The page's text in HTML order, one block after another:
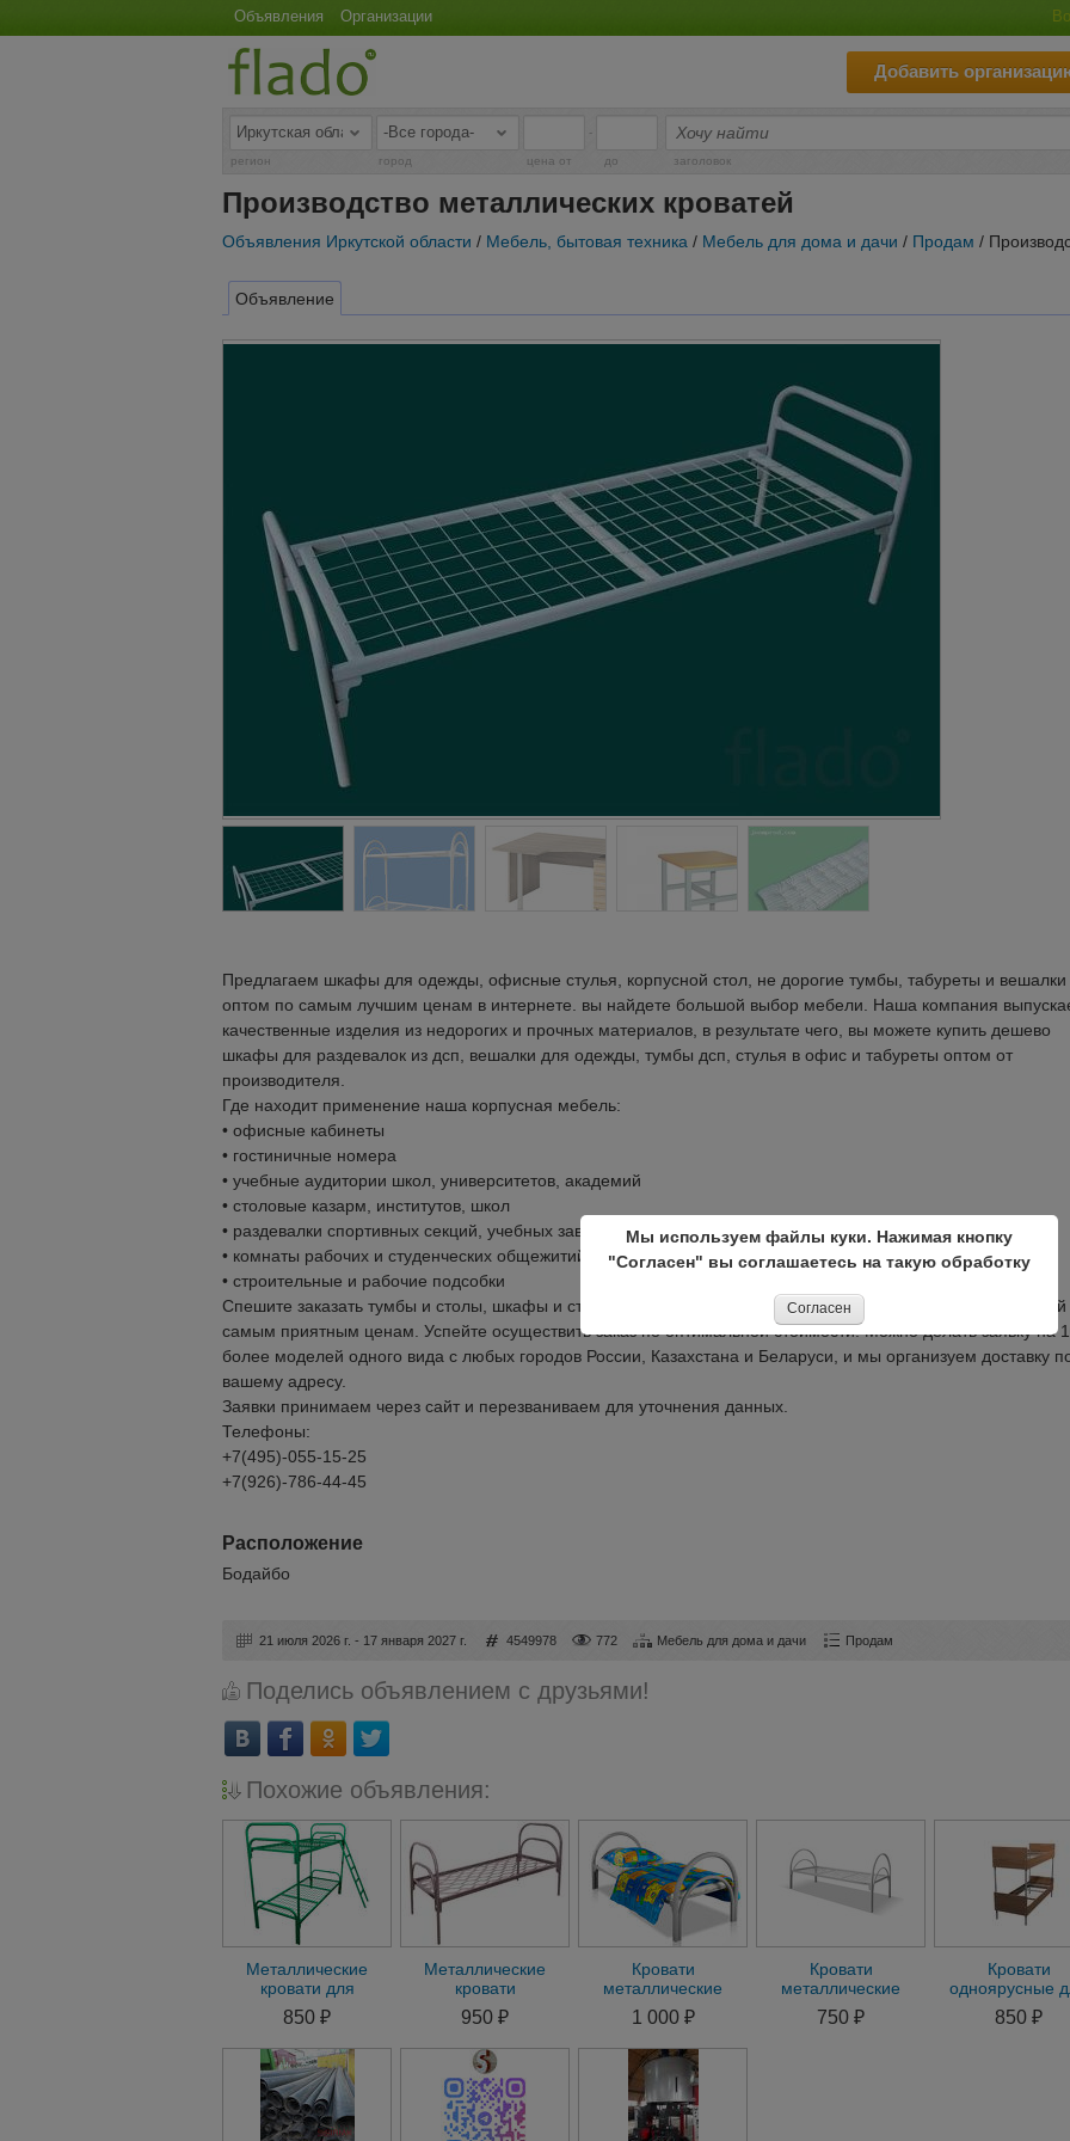
Объявления Организации
Добавить
-
регион город цена от до заголовок
Производство металлических кроватей
Объявления Иркутской области / Мебель, бытовая техника / Мебель для дома и дачи / Продам /
Объявление
Предлагаем шкафы для одежды, офисные стулья, корпусной стол, не дорогие тумбы, табуреты и вешалки
оптом по самым лучшим ценам в интернете. вы найдете большой выбор мебели. Наша компания
качественные изделия из недорогих и прочных материалов, в результате чего, вы можете купить дешево
шкафы для раздевалок из дсп, вешалки для одежды, тумбы дсп, стулья в офис и табуреты оптом от
производителя.
Где находит применение наша корпусная мебель:
• офисные кабинеты
• гостиничные номера
• учебные аудитории школ, университетов, академий
• столовые казарм, институтов, школ
• раздевалки спортивных секций, учебных заведений, театров
• комнаты рабочих и студенческих общежитий
• строительные и рабочие подсобки
Спешите заказать тумбы и столы, шкафы и стулья в офис оптом, корпусную мебель и вешалки для отелей
самым приятным ценам. Успейте осуществить заказ по оптимальной стоимости. Можно делать заявку на
более моделей одного вида с любых городов России, Казахстана и Беларуси, и мы организуем доставку
вашему адресу.
Заявки принимаем через сайт и перезваниваем для уточнения данных.
Телефоны:
+7(495)-055-15-25
+7(926)-786-44-45
Расположение
Бодайбо
21 июля 2026 г. - 17 января 2027 г. 4549978 772 Мебель для дома и дачи Продам
Поделись объявлением с друзьями!
Похожие объявления:
Металлические
кровати для
пансионатов,
кровати армейские,
оптом
850 ₽
Металлические
кровати
950 ₽
Кровати
металлические
одноярусные с
металлическими
сетками
1 000 ₽
Кровати
металлические
оптом для
общежитий, гостиниц
750 ₽
Кровати
одноярусные
бытовок,
двухъярусные
850 ₽
Мы используем файлы куки. Нажимая кнопку
"Согласен" вы соглашаетесь на такую обработку
Согласен